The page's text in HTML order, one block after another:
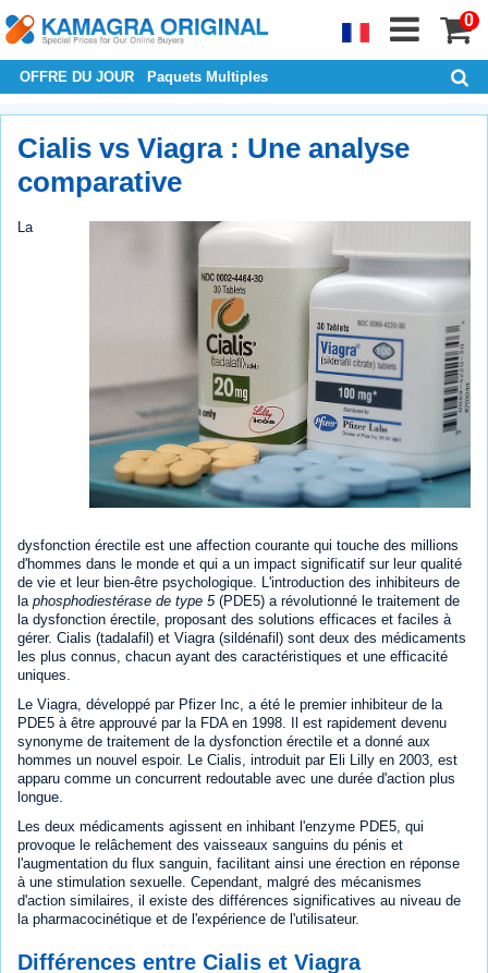
0
OFFRE DU JOUR Paquets Multiples
Cialis vs Viagra : Une analyse
comparative
La
dysfonction érectile est une affection courante qui touche des millions
d'hommes dans le monde et qui a un impact significatif sur leur qualité
de vie et leur bien-être psychologique. L'introduction des inhibiteurs de
la phosphodiestérase de type 5(PDE5) a révolutionné le traitement de
la dysfonction érectile, proposant des solutions efficaces et faciles à
gérer. Cialis (tadalafil) et Viagra (sildénafil) sont deux des médicaments
les plus connus, chacun ayant des caractéristiques et une efficacité
uniques.
Le Viagra, développé par Pfizer Inc, a été le premier inhibiteur de la
PDE5 à être approuvé par la FDA en 1998. Il est rapidement devenu
synonyme de traitement de la dysfonction érectile et a donné aux
hommes un nouvel espoir. Le Cialis, introduit par Eli Lilly en 2003, est
apparu comme un concurrent redoutable avec une durée d'action plus
longue.
Les deux médicaments agissent en inhibant l'enzyme PDE5, qui
provoque le relâchement des vaisseaux sanguins du pénis et
l'augmentation du flux sanguin, facilitant ainsi une érection en réponse
à une stimulation sexuelle. Cependant, malgré des mécanismes
d'action similaires, il existe des différences significatives au niveau de
la pharmacocinétique et de l'expérience de l'utilisateur.
Différences entre Cialis et Viagra